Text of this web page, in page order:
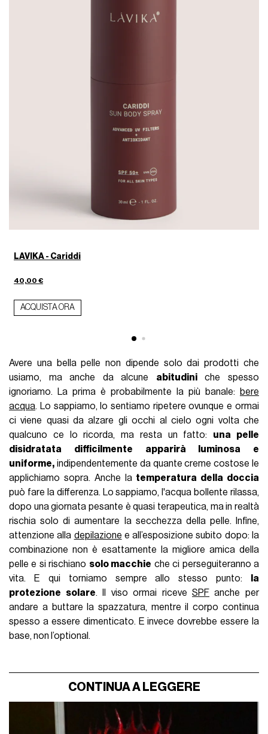
LAVIKA - Cariddi
40,00 €
ACQUISTA ORA
Avere una bella pelle non dipende solo dai prodotti che
usiamo, ma anche da alcune abitudiniche spesso
ignoriamo. La prima è probabilmente la più banale:
bere
acqua. Lo sappiamo, lo sentiamo ripetere ovunque e ormai
ci viene quasi da alzare gli occhi al cielo ogni volta che
qualcuno ce lo ricorda, ma resta un fatto: una pelle
disidratata difficilmente apparirà luminosa e
uniforme, indipendentemente da quante creme costose le
applichiamo sopra. Anche la temperatura della doccia
può fare la differenza. Lo sappiamo, l'acqua bollente rilassa,
dopo una giornata pesante è quasi terapeutica, ma in realtà
rischia solo di aumentare la secchezza della pelle. Infine,
attenzione alla depilazione e all’esposizione subito dopo: la
combinazione non è esattamente la migliore amica della
pelle e si rischiano solo macchie che ci perseguiteranno a
vita. E qui torniamo sempre allo stesso punto:
la
protezione solare. Il viso ormai riceve SPF anche per
andare a buttare la spazzatura, mentre il corpo continua
spesso a essere dimenticato. E invece dovrebbe essere la
base, non l’optional.
CONTINUA A LEGGERE